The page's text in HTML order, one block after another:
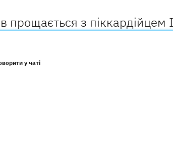
прощається з піккардійцем
у чаті